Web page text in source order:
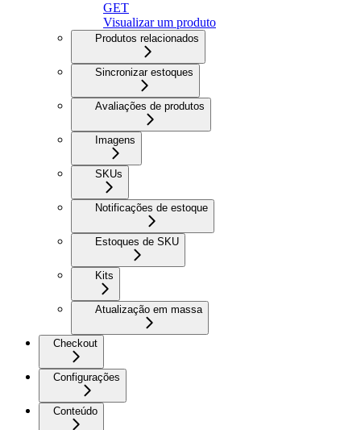
GET
Visualizar um produto
Produtos relacionados
Sincronizar estoques
Avaliações de produtos
Imagens
SKUs
Notificações de estoque
Estoques de SKU
Kits
Atualização em massa
Checkout
Configurações
Conteúdo